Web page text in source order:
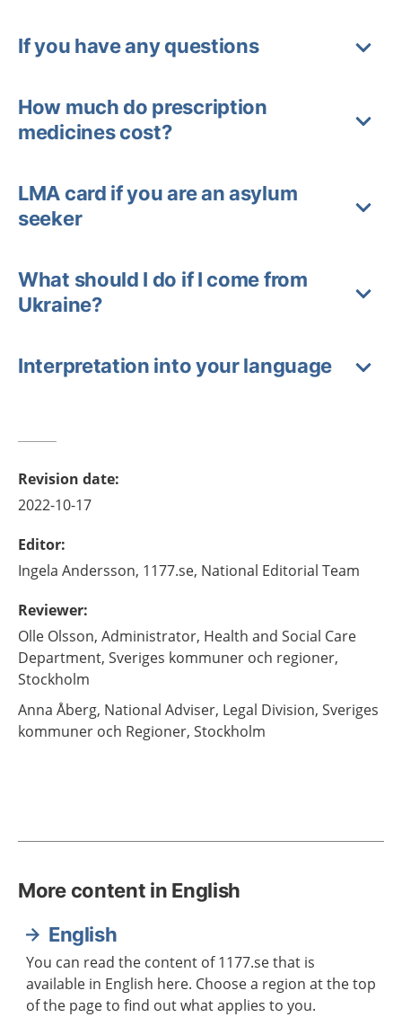
If you have any questions
How much do prescription
medicines cost?
LMA card if you are an asylum
seeker
What should I do if I come from
Ukraine?
Interpretation into your language
Revision date:
2022-10-17
Editor:
Ingela Andersson, 1177.se, National Editorial Team
Reviewer:
Olle Olsson, Administrator, Health and Social Care
Department, Sveriges kommuner och regioner,
Stockholm
Anna Åberg, National Adviser, Legal Division, Sveriges
kommuner och Regioner, Stockholm
More content in English
English
You can read the content of 1177.se that is
available in English here. Choose a region at the top
of the page to find out what applies to you.